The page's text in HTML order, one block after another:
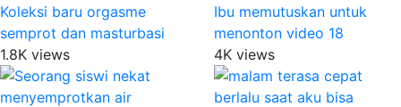
Koleksi baru orgasme
semprot dan masturbasi
1.8K views
Ibu memutuskan untuk
menonton video 18
4K views